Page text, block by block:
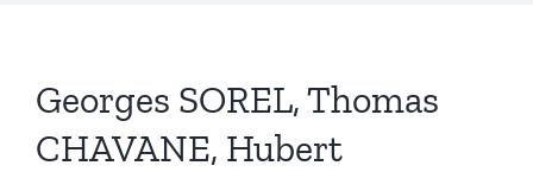
Georges SOREL, Thomas
CHAVANE, Hubert